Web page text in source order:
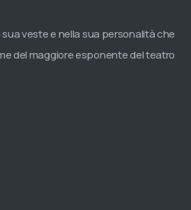
veste e nella sua personalità che
del maggiore esponente del teatro